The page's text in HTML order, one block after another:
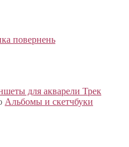
повернень
для акварели Трек
Альбомы и скетчбуки